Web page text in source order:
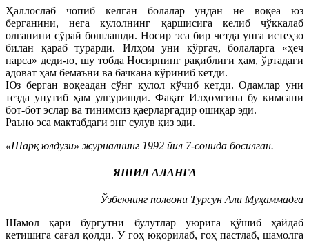
Ҳаллослаб чопиб келган болалар ундан не воқеа юз
берганини, нега кулолнинг қаршисига келиб чўккалаб
олганини сўрай бошлашди. Носир эса бир четда унга истеҳзо
билан қараб турарди. Илҳом уни кўргач, болаларга «ҳеч
нарса» деди-ю, шу тобда Носирнинг рақиблиги ҳам, ўртадаги
адоват ҳам бемаъни ва бачкана кўриниб кетди.
Юз берган воқеадан сўнг кулол кўчиб кетди. Одамлар уни
тезда унутиб ҳам улгуришди. Фақат Илҳомгина бу кимсани
бот-бот эслар ва тинимсиз қаерларгадир ошиқар эди.
Раъно эса мактабдаги энг сулув қиз эди.
«Шарқ юлдузи» журналнинг 1992 йил 7-сонида босилган.
ЯШИЛ АЛАНГА
Ўзбекнинг полвони Турсун Али Муҳаммадга
Шамол қари бургутни булутлар уюрига қўшиб ҳайдаб
кетишига сағал қолди. У гоҳ юқорилаб, гоҳ пастлаб, шамолга